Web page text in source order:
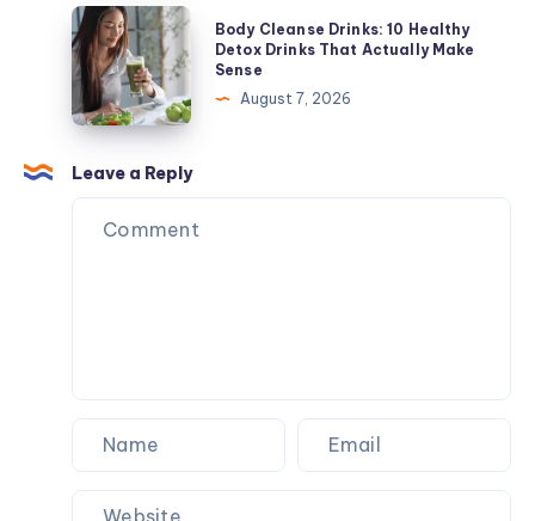
How
to
Tell
the
Difference
and
When
Body
Cleanse
Drinks:
10
Healthy
Detox
Drinks
That
Body Cleanse Drinks: 10 Healthy
Detox Drinks That Actually Make
Sense
August 7, 2026
Leave a Reply